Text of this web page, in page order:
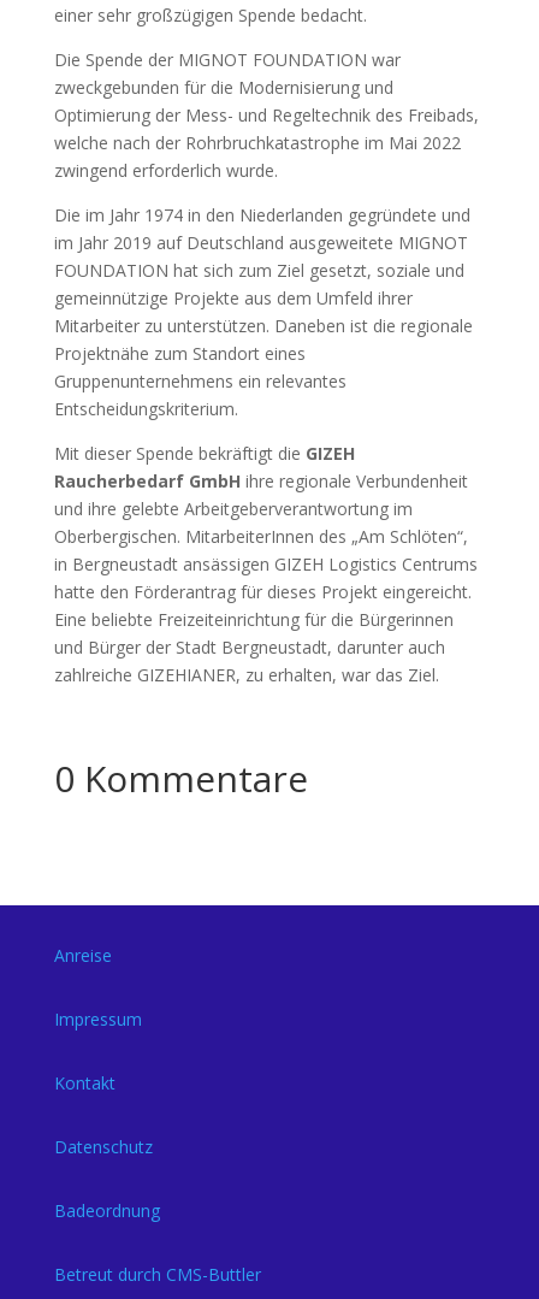
einer sehr großzügigen Spende bedacht.
Die Spende der MIGNOT FOUNDATION war
zweckgebunden für die Modernisierung und
Optimierung der Mess- und Regeltechnik des Freibads,
welche nach der Rohrbruchkatastrophe im Mai 2022
zwingend erforderlich wurde.
Die im Jahr 1974 in den Niederlanden gegründete und
im Jahr 2019 auf Deutschland ausgeweitete MIGNOT
FOUNDATION hat sich zum Ziel gesetzt, soziale und
gemeinnützige Projekte aus dem Umfeld ihrer
Mitarbeiter zu unterstützen. Daneben ist die regionale
Projektnähe zum Standort eines
Gruppenunternehmens ein relevantes
Entscheidungskriterium.
Mit dieser Spende bekräftigt die GIZEH
Raucherbedarf GmbH ihre regionale Verbundenheit
und ihre gelebte Arbeitgeberverantwortung im
Oberbergischen. MitarbeiterInnen des „Am Schlöten“,
in Bergneustadt ansässigen GIZEH Logistics Centrums
hatte den Förderantrag für dieses Projekt eingereicht.
Eine beliebte Freizeiteinrichtung für die Bürgerinnen
und Bürger der Stadt Bergneustadt, darunter auch
zahlreiche GIZEHIANER, zu erhalten, war das Ziel.
0 Kommentare
Anreise
Impressum
Kontakt
Datenschutz
Badeordnung
Betreut durch CMS-Buttler